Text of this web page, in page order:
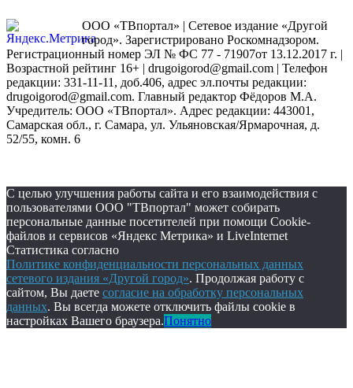
ООО «ТВпортал» | Сетевое издание «Другой
город». Зарегистрировано Роскомнадзором.
Регистрационный номер ЭЛ № ФС 77 - 71907от 13.12.2017 г. |
Возрастной рейтинг 16+ | drugoigorod@gmail.com | Телефон
редакции: 331-11-11, доб.406, адрес эл.почты редакции:
drugoigorod@gmail.com. Главный редактор Фёдоров М.А.
Учредитель: ООО «ТВпортал». Адрес редакции: 443001,
Самарская обл., г. Самара, ул. Ульяновская/Ярмарочная, д.
52/55, комн. 6
С целью улучшения работы сайта и его взаимодействия с
пользователями ООО "ТВпортал" может собирать
персональные данные посетителей при помощи Cookie-
файлов и сервисов «Яндекс Метрика» и LiveInternet
Статистика согласно
Политике конфиденциальности персональных данных
сетевого издания «Другой город». Продолжая работу с
сайтом, Вы даете согласие на обработку персональных
данных. Вы всегда можете отключить файлы cookie в
настройках Вашего браузера.Понятно